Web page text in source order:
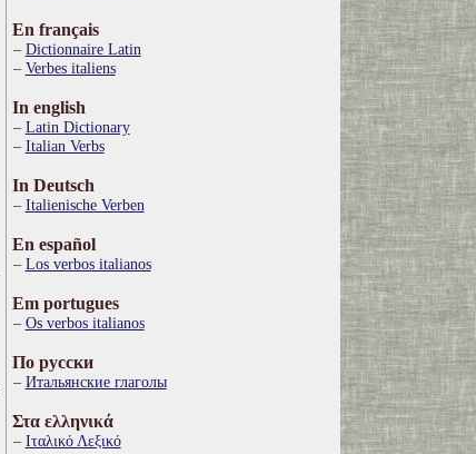
En français
Dictionnaire Latin
Verbes italiens
In english
Latin Dictionary
Italian Verbs
In Deutsch
Italienische Verben
En español
Los verbos italianos
Em portugues
Os verbos italianos
По русски
Итальянские глаголы
Στα ελληνικά
Ιταλικό Λεξικό